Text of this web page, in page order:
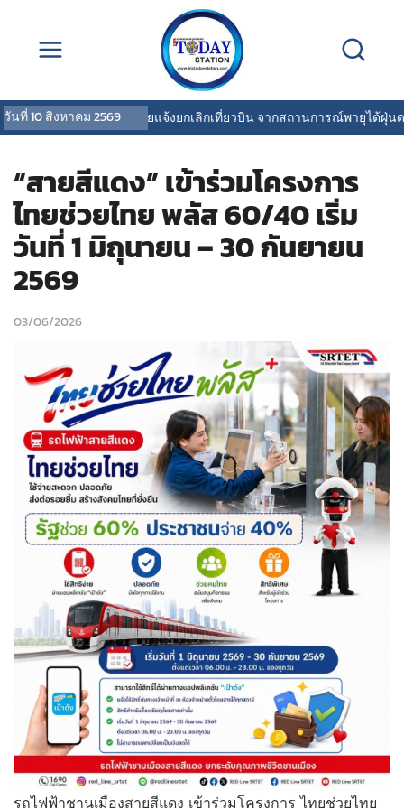
วันที่10 สิงหาคม 2569
การบินไทยแจ้งยกเลิกเที่ยวบิน จากสถานการณ์พายุไต้ฝุ่นดอล
“สายสีแดง” เข้าร่วมโครงการ
ไทยช่วยไทย พลัส 60/40 เริ่ม
วันที่ 1 มิถุนายน – 30 กันยายน
2569
03/06/2026
รถไฟฟ้าชานเมืองสายสีแดง เข้าร่วมโครงการ ไทยช่วยไทย